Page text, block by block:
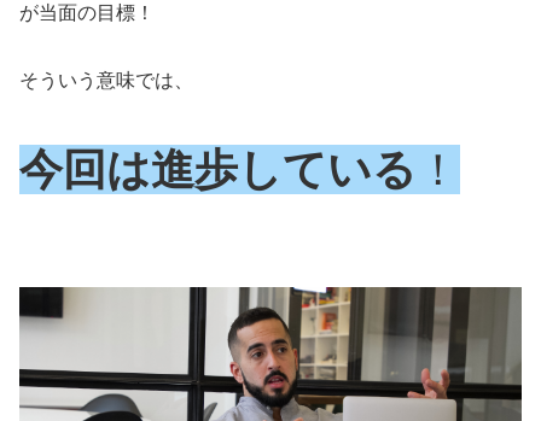
が当面の目標！
そういう意味では、
今回は進歩している ！